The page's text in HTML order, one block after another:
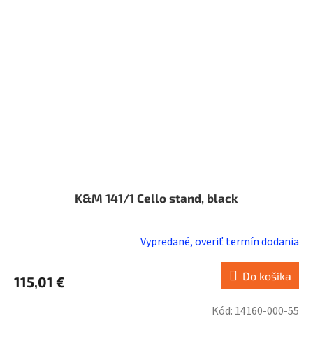
K&M 141/1 Cello stand, black
Vypredané, overiť termín dodania
115,01 € Do košíka
Kód: 14160-000-55